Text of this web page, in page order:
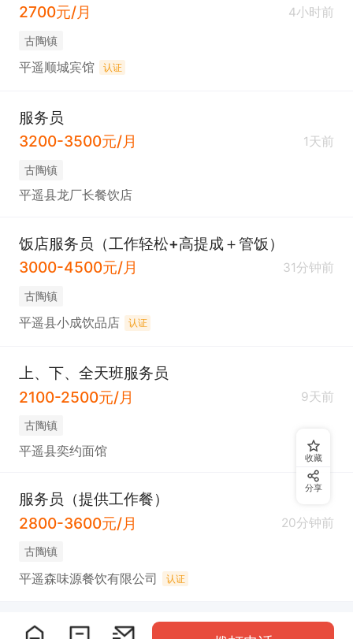
2700元/月
4小时前
古陶镇
平遥顺城宾馆 认证
服务员
3200-3500元/月
1天前
古陶镇
平遥县龙厂长餐饮店
饭店服务员（工作轻松+高提成＋管饭）
3000-4500元/月
31分钟前
古陶镇
平遥县小成饮品店 认证
上、下、全天班服务员
2100-2500元/月
9天前
古陶镇
平遥县奕约面馆
服务员（提供工作餐）
2800-3600元/月
20分钟前
古陶镇
平遥森味源餐饮有限公司 认证
收藏
分享